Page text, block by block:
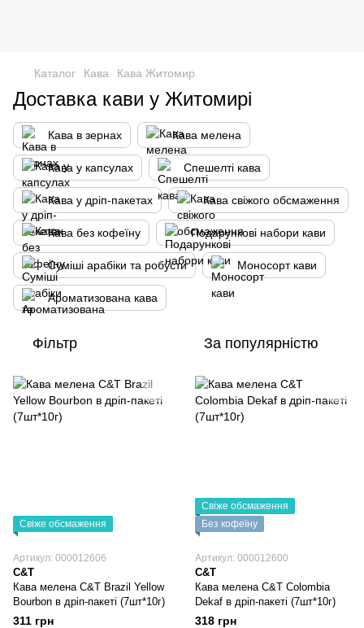
Каталог Кава Кава Житомир
Доставка кави у Житомирі
Кава в зернах Кава мелена
Кава у капсулах Спешелті кава
Кава у дріп-пакетах Кава свіжого обсмаження
Кава без кофеїну Подарункові набори кави
Суміші арабіки та робусти Моносорт кави
Ароматизована кава
Фільтр За популярністю
Свіже обсмаження
Артикул: 000012606
C&T
Кава мелена C&T Brazil Yellow
Bourbon в дріп-пакеті (7шт*10г)
311 грн
Свіже обсмаження
Без кофеїну
Артикул: 000012600
C&T
Кава мелена C&T Colombia
Dekaf в дріп-пакеті (7шт*10г)
318 грн